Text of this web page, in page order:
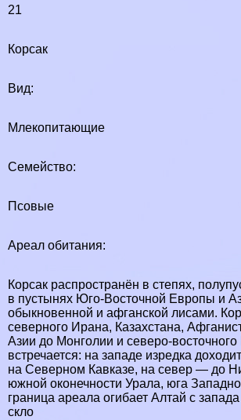
21
Корсак
Вид:
Млекопитающие
Семейство:
Псовые
Ареал обитания:
Корсак распространён в степях,
в пустынях Юго-Восточной Европы и
обыкновенной и афганской лисами.
северного Ирана, Казахстана,
Азии до Монголии и северо-
встречается: на западе изредка
на Северном Кавказе, на север — до
южной оконечности Урала, юга
граница ареала огибает Алтай с
скло